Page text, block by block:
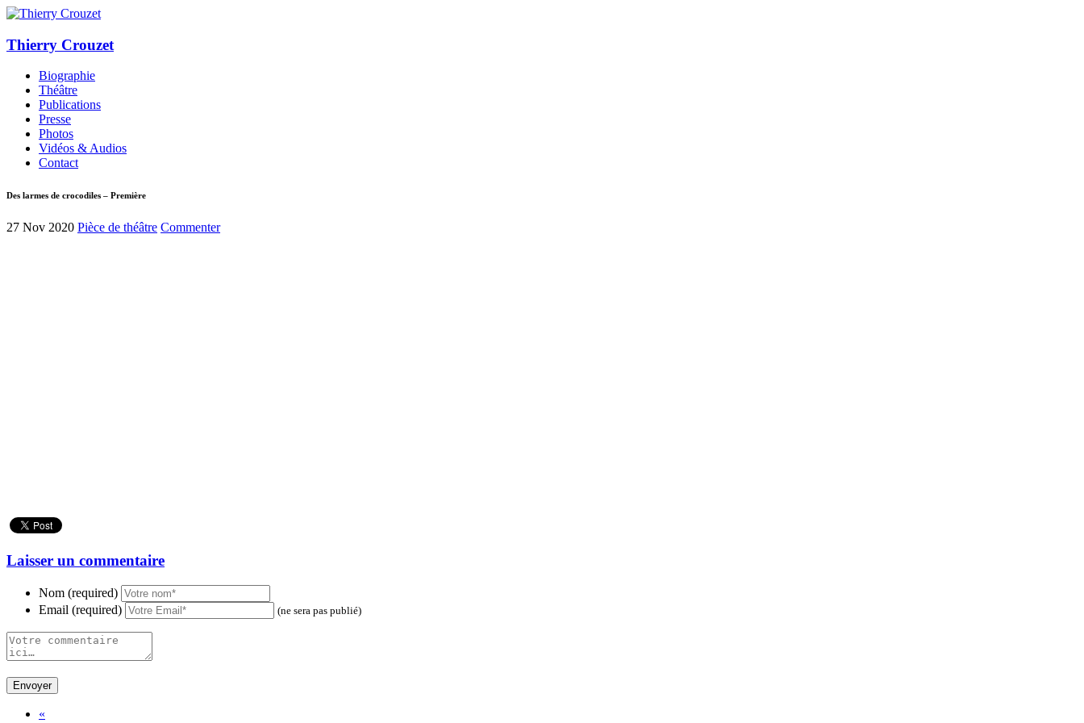
Thierry Crouzet
Biographie
Théâtre
Publications
Presse
Photos
Vidéos & Audios
Contact
Des larmes de crocodiles – Première
27 Nov 2020 Pièce de théâtre Commenter
Laisser un commentaire
Nom (required)
Email (required)
(ne sera pas publié)
«